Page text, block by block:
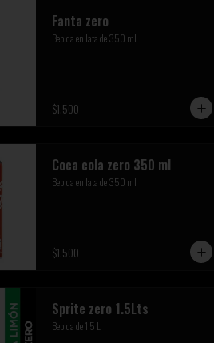
Fanta zero
Bebida en lata de 350 ml
$1.500
Coca cola zero 350 ml
Bebida en lata de 350 ml
$1.500
Sprite zero 1.5Lts
Bebida de 1.5 L